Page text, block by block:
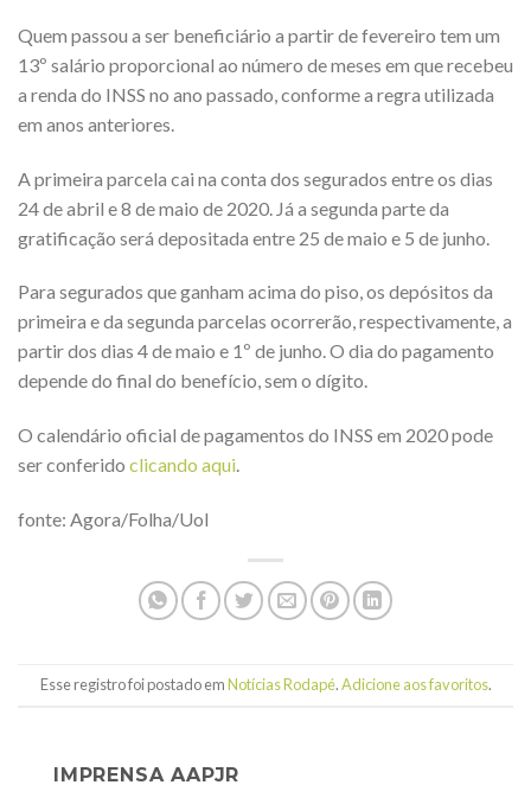
Quem passou a ser beneficiário a partir de fevereiro tem um
13º salário proporcional ao número de meses em que recebeu
a renda do INSS no ano passado, conforme a regra utilizada
em anos anteriores.
A primeira parcela cai na conta dos segurados entre os dias
24 de abril e 8 de maio de 2020. Já a segunda parte da
gratificação será depositada entre 25 de maio e 5 de junho.
Para segurados que ganham acima do piso, os depósitos da
primeira e da segunda parcelas ocorrerão, respectivamente, a
partir dos dias 4 de maio e 1º de junho. O dia do pagamento
depende do final do benefício, sem o dígito.
O calendário oficial de pagamentos do INSS em 2020 pode
ser conferido clicando aqui.
fonte: Agora/Folha/Uol
Esse registro foi postado emNotícias Rodapé.Adicione aos favoritos.
IMPRENSA AAPJR